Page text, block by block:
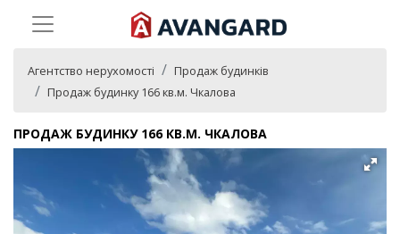
Агентство нерухомості
Продаж будинків
Продаж будинку 166 кв.м. Чкалова
ПРОДАЖ БУДИНКУ 166 КВ.М. ЧКАЛОВА